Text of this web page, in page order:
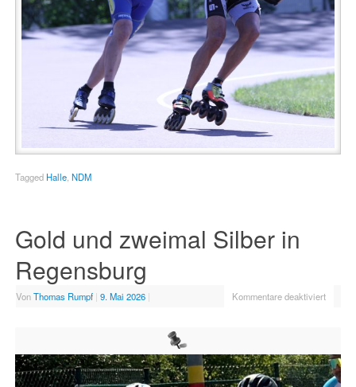
Tagged Halle, NDM
Gold und zweimal Silber in
Regensburg
VonThomas Rumpf | 9. Mai 2026 | Kommentare deaktiviert